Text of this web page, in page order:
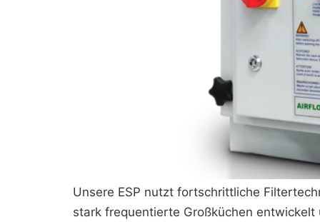
Unsere ESP nutzt fortschrittliche
stark frequentierte Großküchen